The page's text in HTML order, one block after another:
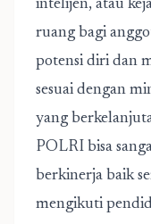
intelijen, atau
ruang bagi
potensi diri dan
sesuai dengan
yang
POLRI bisa
berkinerja baik
mengikuti